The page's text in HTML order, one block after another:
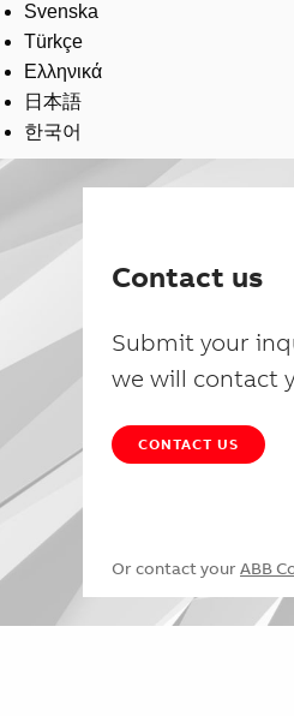
Svenska
Türkçe
Ελληνικά
日本語
한국어
Contact us
Submit your
we will contact
CONTACT US
Or contact your ABB